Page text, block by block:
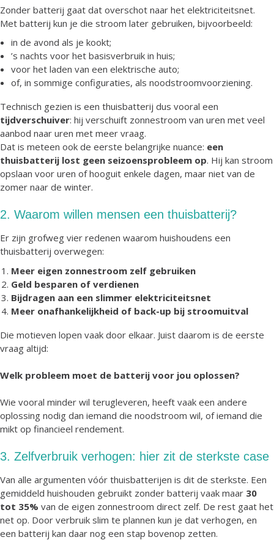
Zonder batterij gaat dat overschot naar het elektriciteitsnet.
Met batterij kun je die stroom later gebruiken, bijvoorbeeld:
in de avond als je kookt;
’s nachts voor het basisverbruik in huis;
voor het laden van een elektrische auto;
of, in sommige configuraties, als noodstroomvoorziening.
Technisch gezien is een thuisbatterij dus vooral een
tijdverschuiver: hij verschuift zonnestroom van uren met veel
aanbod naar uren met meer vraag.
Dat is meteen ook de eerste belangrijke nuance: een
thuisbatterij lost geen seizoensprobleem op. Hij kan stroom
opslaan voor uren of hooguit enkele dagen, maar niet van de
zomer naar de winter.
2. Waarom willen mensen een thuisbatterij?
Er zijn grofweg vier redenen waarom huishoudens een
thuisbatterij overwegen:
Meer eigen zonnestroom zelf gebruiken
Geld besparen of verdienen
Bijdragen aan een slimmer elektriciteitsnet
Meer onafhankelijkheid of back-up bij stroomuitval
Die motieven lopen vaak door elkaar. Juist daarom is de eerste
vraag altijd:
Welk probleem moet de batterij voor jou oplossen?
Wie vooral minder wil terugleveren, heeft vaak een andere
oplossing nodig dan iemand die noodstroom wil, of iemand die
mikt op financieel rendement.
3. Zelfverbruik verhogen: hier zit de sterkste case
Van alle argumenten vóór thuisbatterijen is dit de sterkste. Een
gemiddeld huishouden gebruikt zonder batterij vaak maar 30
tot 35% van de eigen zonnestroom direct zelf. De rest gaat het
net op. Door verbruik slim te plannen kun je dat verhogen, en
een batterij kan daar nog een stap bovenop zetten.